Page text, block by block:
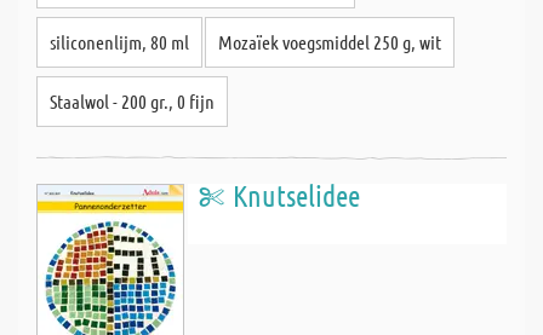
siliconenlijm, 80 ml Mozaïek voegsmiddel 250 g, wit
Staalwol - 200 gr., 0 fijn
Knutselidee